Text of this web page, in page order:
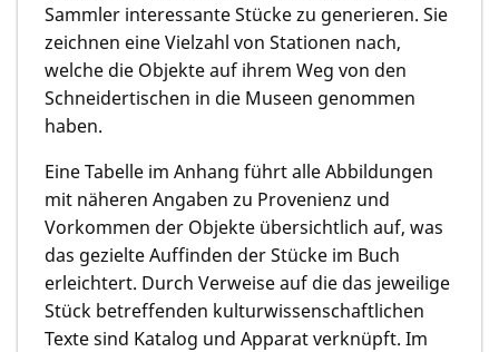
Sammler interessante Stücke zu generieren. Sie
zeichnen eine Vielzahl von Stationen nach,
welche die Objekte auf ihrem Weg von den
Schneidertischen in die Museen genommen
haben.
Eine Tabelle im Anhang führt alle Abbildungen
mit näheren Angaben zu Provenienz und
Vorkommen der Objekte übersichtlich auf, was
das gezielte Auffinden der Stücke im Buch
erleichtert. Durch Verweise auf die das jeweilige
Stück betreffenden kulturwissenschaftlichen
Texte sind Katalog und Apparat verknüpft. Im